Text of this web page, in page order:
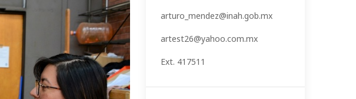
arturo_mendez@inah.gob.mx
artest26@yahoo.com.mx
Ext. 417511